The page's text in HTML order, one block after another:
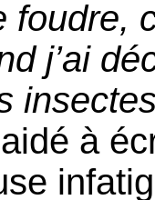
foudre,
j’ai
à